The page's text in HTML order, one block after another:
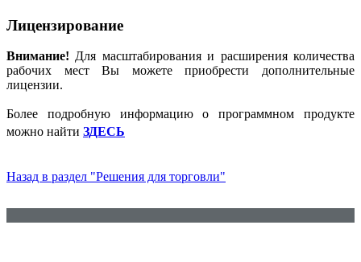
Лицензирование
Внимание! Для масштабирования и расширения количества
рабочих мест Вы можете приобрести дополнительные
лицензии.
Более подробную информацию о программном продукте
можно найти ЗДЕСЬ
Назад в раздел "Решения для торговли"